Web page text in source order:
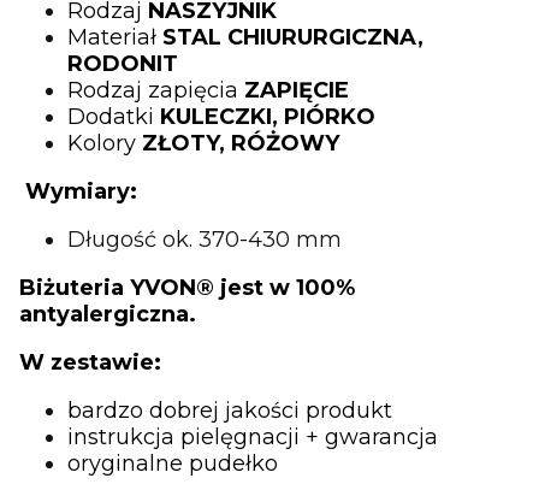
Rodzaj NASZYJNIK
Materiał STAL CHIURURGICZNA,
RODONIT
Rodzaj zapięcia ZAPIĘCIE
Dodatki KULECZKI, PIÓRKO
Kolory ZŁOTY, RÓŻOWY
Wymiary:
Długość ok. 370-430 mm
Biżuteria YVON® jest w 100%
antyalergiczna.
W zestawie:
bardzo dobrej jakości produkt
instrukcja pielęgnacji + gwarancja
oryginalne pudełko